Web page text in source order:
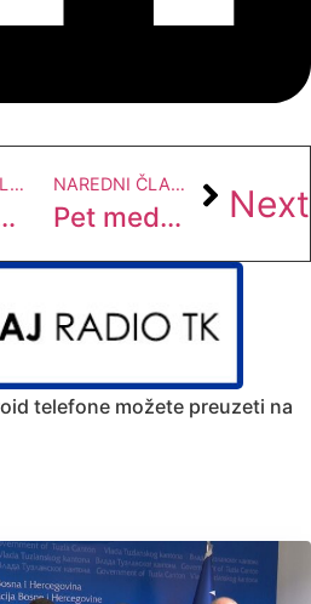
PRETHODNI ČLANAK
Open Sarajevo 2023”
NAREDNI ČLANAK
Pet medalja za KK „DO“ na Državnom prvenstvu u Bugojnu Next
telefone možete preuzeti na